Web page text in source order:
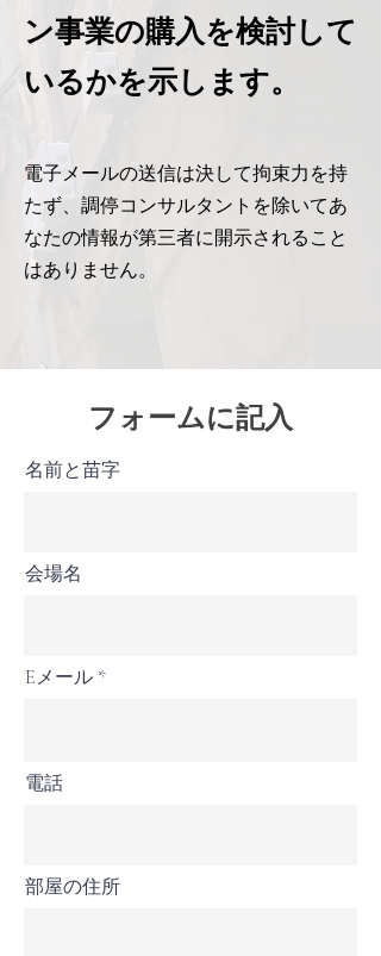
ン事業の購入を検討して
いるかを示します。
電子メールの送信は決して拘束力を持
たず、調停コンサルタントを除いてあ
なたの情報が第三者に開示されること
はありません。
フォームに記入
名前と苗字
会場名
Eメール
電話
部屋の住所